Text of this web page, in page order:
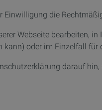
Einwilligung die
Webseite bearbeiten,
oder im Einzelfall für
darauf